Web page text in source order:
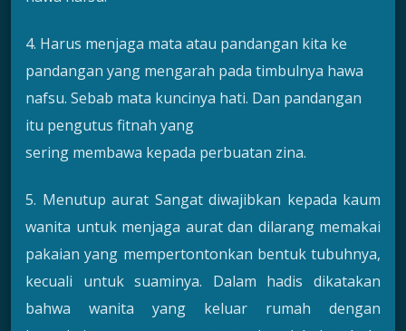
4. Harus menjaga mata atau pandangan kita ke
pandangan yang mengarah pada timbulnya hawa
nafsu. Sebab mata kuncinya hati. Dan pandangan
itu pengutus fitnah yang
sering membawa kepada perbuatan zina.
5. Menutup aurat Sangat diwajibkan kepada kaum
wanita untuk menjaga aurat dan dilarang memakai
pakaian yang mempertontonkan bentuk tubuhnya,
kecuali untuk suaminya. Dalam hadis dikatakan
bahwa wanita yang keluar rumah dengan